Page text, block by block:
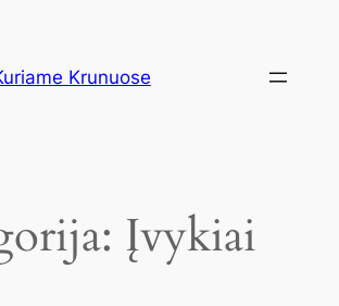
Krunuose
Įvykiai